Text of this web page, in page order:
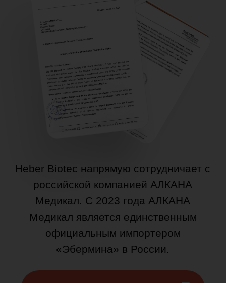
Heber Biotec напрямую сотрудничает с
российской компанией АЛКАНА
Медикал. С 2023 года АЛКАНА
Медикал является единственным
официальным импортером
«Эбермина» в России.
Письмо-подтверждение